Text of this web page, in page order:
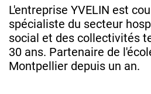
L'entreprise YVELIN est
spécialiste du secteur
social et des collectivités
30 ans. Partenaire de
Montpellier depuis un an.